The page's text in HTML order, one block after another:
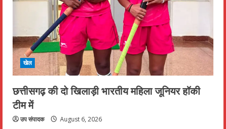
खेल
छत्तीसगढ़ की दो खिलाड़ी भारतीय महिला जूनियर हॉकी
टीम में
उप संपादक August 6, 2026